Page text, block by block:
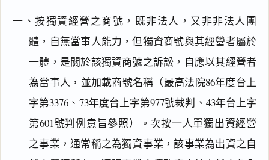
一、按獨資經營之商號，既非法人，又非非法人團
體，自無當事人能力，但獨資商號與其經營者屬於
一體，是關於該獨資商號之訴訟，自應以其經營者
為當事人，並加載商號名稱（最高法院86年度台上
字第3376、73年度台上字第977號裁判、43年台上字
第601號判例意旨參照）。次按一人單獨出資經營
之事業，通常稱之為獨資事業，該事業為出資之自